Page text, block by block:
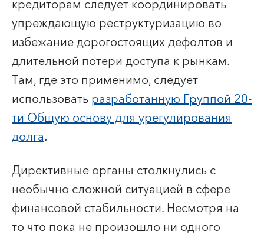
кредиторам следует координировать
упреждающую реструктуризацию во
избежание дорогостоящих дефолтов и
длительной потери доступа к рынкам.
Там, где это применимо, следует
использоватьразработанную Группой 20-
ти Общую основу для урегулирования
долга.
Директивные органы столкнулись с
необычно сложной ситуацией в сфере
финансовой стабильности. Несмотря на
то что пока не произошло ни одного